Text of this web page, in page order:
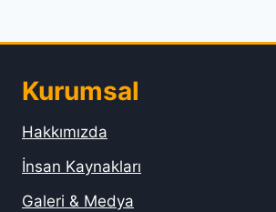
Kurumsal
Hakkımızda
İnsan Kaynakları
Galeri & Medya